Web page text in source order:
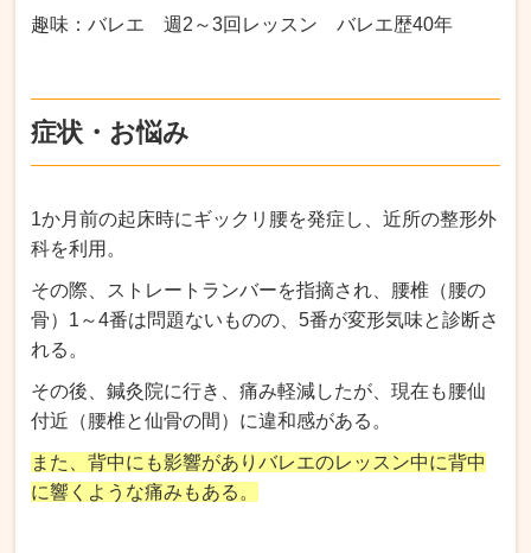
趣味：バレエ 週2～3回レッスン バレエ歴40年
症状・お悩み
1か月前の起床時にギックリ腰を発症し、近所の整形外
科を利用。
その際、ストレートランバーを指摘され、腰椎（腰の
骨）1～4番は問題ないものの、5番が変形気味と診断さ
れる。
その後、鍼灸院に行き、痛み軽減したが、現在も腰仙
付近（腰椎と仙骨の間）に違和感がある。
また、背中にも影響がありバレエのレッスン中に背中
に響くような痛みもある。